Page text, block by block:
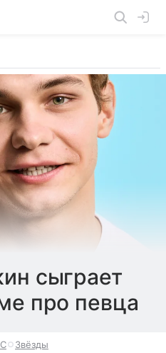
сыграет
про певца
Звёзды